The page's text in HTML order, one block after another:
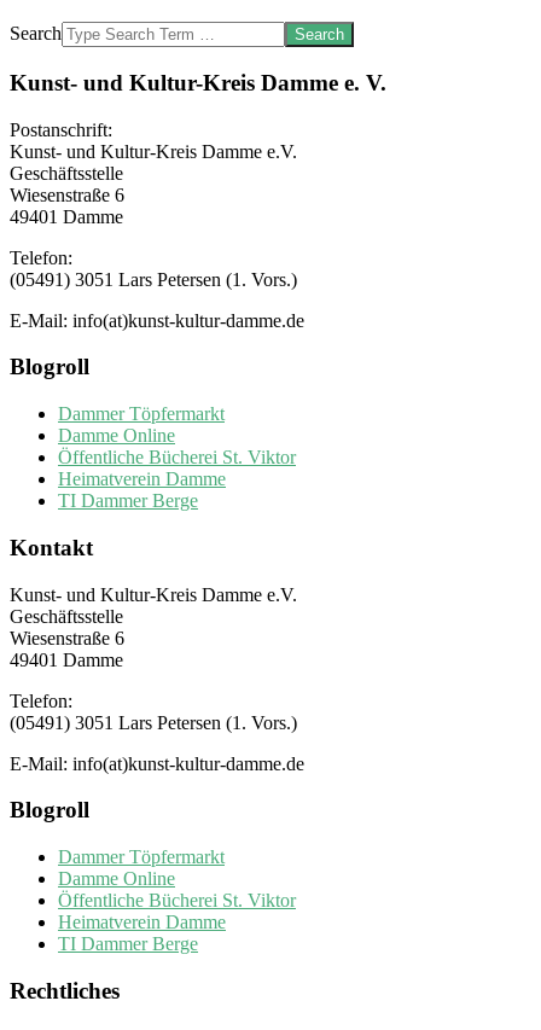
Search
Kunst- und Kultur-Kreis Damme e. V.
Postanschrift:
Kunst- und Kultur-Kreis Damme e.V.
Geschäftsstelle
Wiesenstraße 6
49401 Damme
Telefon:
(05491) 3051 Lars Petersen (1. Vors.)
E-Mail: info(at)kunst-kultur-damme.de
Blogroll
Dammer Töpfermarkt
Damme Online
Öffentliche Bücherei St. Viktor
Heimatverein Damme
TI Dammer Berge
Kontakt
Kunst- und Kultur-Kreis Damme e.V.
Geschäftsstelle
Wiesenstraße 6
49401 Damme
Telefon:
(05491) 3051 Lars Petersen (1. Vors.)
E-Mail: info(at)kunst-kultur-damme.de
Blogroll
Dammer Töpfermarkt
Damme Online
Öffentliche Bücherei St. Viktor
Heimatverein Damme
TI Dammer Berge
Rechtliches